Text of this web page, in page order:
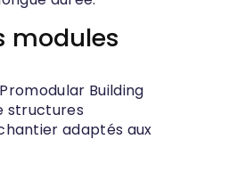
modules
Building
structures
adaptés aux